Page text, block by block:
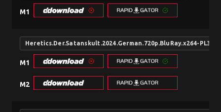
M1
Heretics.Der.Satanskult.2024.German.720p.BluRay.x264-PL3X
M1
M2